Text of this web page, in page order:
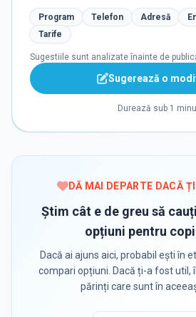
Program Telefon Adresă
Tarife
Sugestiile sunt analizate înainte de
Sugerează o
Durează sub 1
DĂ MAI DEPARTE DACĂ
Știm cât e de greu să
opțiuni pentru
Dacă ai ajuns aici, probabil ești în
compari opțiuni. Dacă ți-a fost util,
părinți care sunt în